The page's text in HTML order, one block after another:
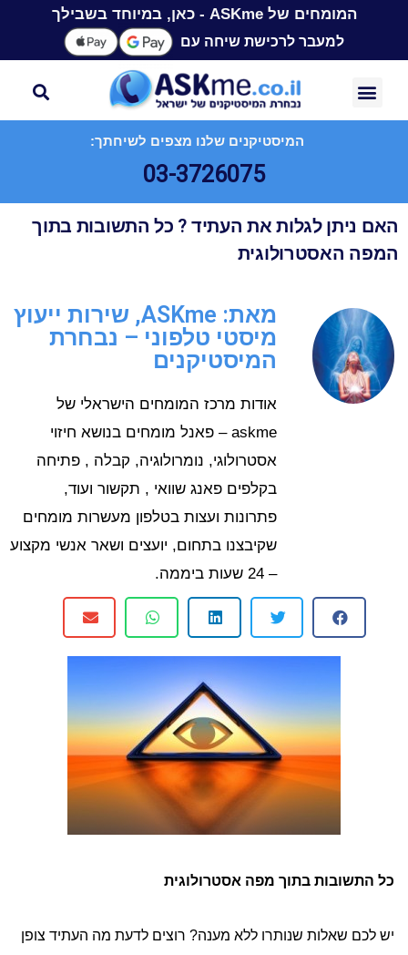
המומחים של ASKme - כאן, במיוחד בשבילך
למעבר לרכישת שיחה עם
המיסטיקנים שלנו מצפים לשיחתך:
03-3726075
האם ניתן לגלות את העתיד ? כל התשובות בתוך
המפה האסטרולוגית
מאת: ASKme, שירות ייעוץ
מיסטי טלפוני – נבחרת
המיסטיקנים
אודות מרכז המומחים הישראלי של
askme – פאנל מומחים בנושא חיזוי
אסטרולוגי, נומרולוגיה, קבלה , פתיחה
בקלפים פאנג שוואי , תקשור ועוד,
פתרונות ועצות בטלפון מעשרות מומחים
שקיבצנו בתחום, יועצים ושאר אנשי מקצוע
– 24 שעות ביממה.
כל התשובות בתוך מפה אסטרולוגית
יש לכם שאלות שנותרו ללא מענה? רוצים לדעת מה העתיד צופן